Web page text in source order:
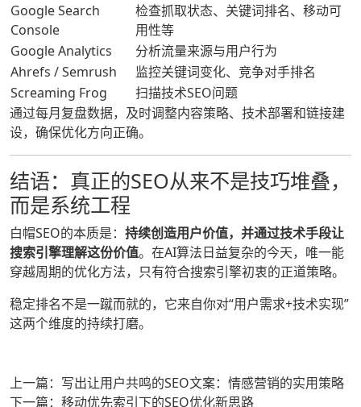
Google Search
Console
检查抓取状态、关键词排名、移动可
用性等
Google Analytics
分析流量来源与用户行为
Ahrefs / Semrush
监控关键词变化、竞争对手排名
Screaming Frog
扫描技术SEO问题
通过每月复盘数据，及时调整内容策略、技术部署和链接建
设，确保优化方向正确。
结语：真正的SEO从来不是技巧堆叠，
而是系统工程
白帽SEO的本质是： 持续创造用户价值，并通过技术手段让
搜索引擎理解这份价值。在AI算法日益复杂的今天，唯一能
穿越周期的优化方法，只有符合搜索引擎初衷的正道策略。
稳定排名不是一蹴而就的，它来自你对“用户需求+技术实现”
这两个维度的持续打磨。
上一篇：写出让用户共鸣的SEO文案：情感营销的实用策略
下一篇：移动优先索引下的SEO优化新思路